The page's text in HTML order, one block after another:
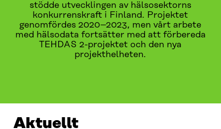
stödde utvecklingen av hälsosektorns
konkurrenskraft i Finland. Projektet
genomfördes 2020–2023, men vårt arbete
med hälsodata fortsätter med att förbereda
TEHDAS 2-projektet och den nya
projekthelheten.
Aktuellt